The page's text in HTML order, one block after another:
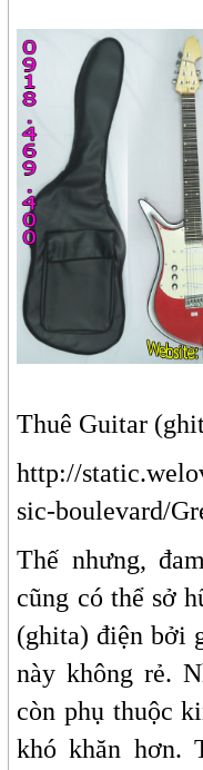
Thuê Guitar
http://
sic-boulevard/
Thế nhưng,
cũng có thể sở
(ghita) điện bởi
này không rẻ.
còn phụ thuộc
khó khăn hơn.